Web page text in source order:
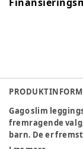
Gago slim
fremragende
barn. De er
ekstra bløde mod